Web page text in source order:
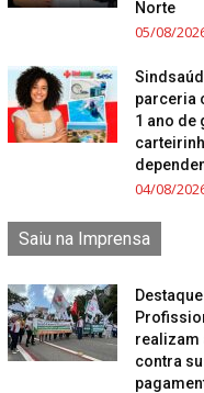
Norte
05/08/
parceria
1 ano de
04/08/
Saiu na Imprensa
realizam
contra